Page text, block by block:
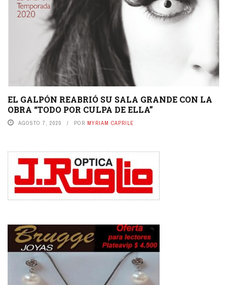
EL GALPÓN REABRIÓ SU SALA GRANDE CON LA
OBRA “TODO POR CULPA DE ELLA”
AGOSTO 7, 2020 POR MYRIAM CAPRILE